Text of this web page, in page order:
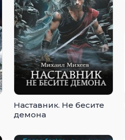
Наставник. Не бесите
демона